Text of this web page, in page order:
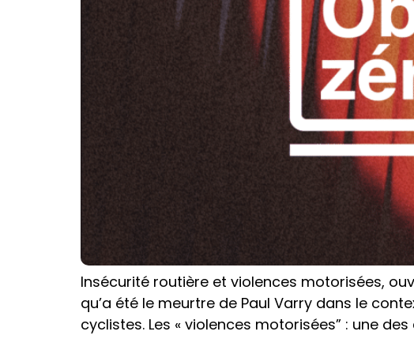
Insécurité routière et violences motorisées,
qu’a été le meurtre de Paul Varry dans le
cyclistes. Les « violences motorisées” : une